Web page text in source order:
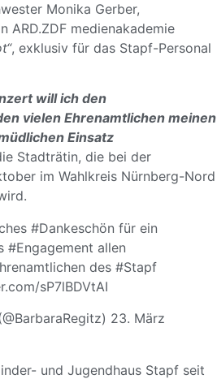
Monika Gerber,
ARD.ZDF medienakademie
, exklusiv für das Stapf-Personal
will ich den
vielen Ehrenamtlichen meinen
Einsatz
Stadträtin, die bei der
im Wahlkreis Nürnberg-Nord
#Dankeschön für ein
#Engagement allen
des #Stapf
sP7lBDVtAI
23. März
und Jugendhaus Stapf seit